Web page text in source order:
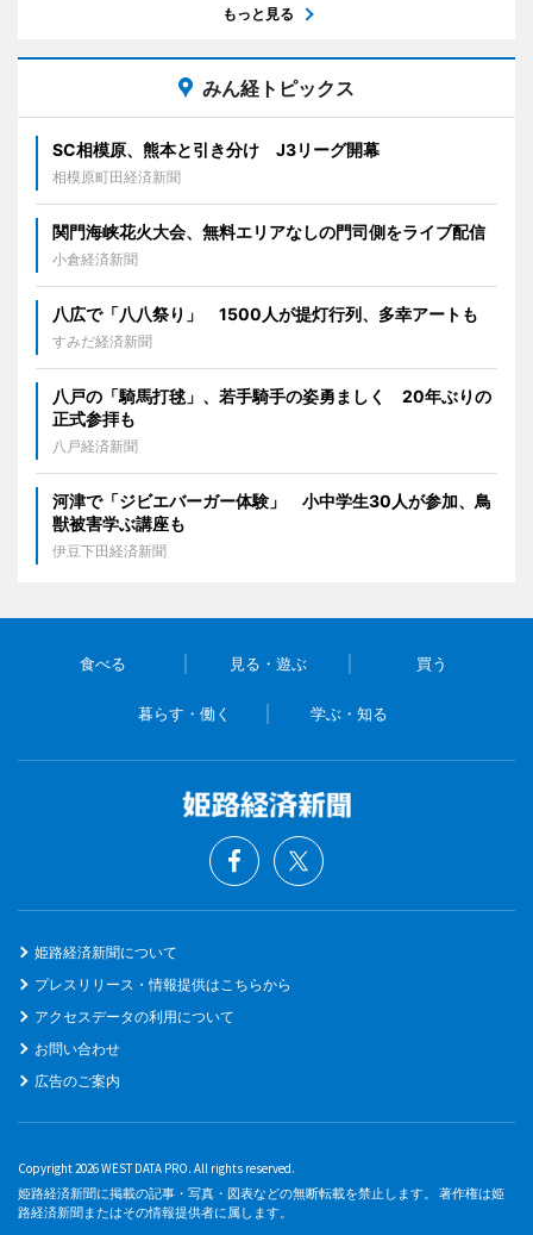
もっと見る
みん経トピックス
SC相模原、熊本と引き分け J3リーグ開幕
相模原町田経済新聞
関門海峡花火大会、無料エリアなしの門司側をライブ配信
小倉経済新聞
八広で「八八祭り」 1500人が提灯行列、多幸アートも
すみだ経済新聞
八戸の「騎馬打毬」、若手騎手の姿勇ましく 20年ぶりの
正式参拝も
八戸経済新聞
河津で「ジビエバーガー体験」 小中学生30人が参加、鳥
獣被害学ぶ講座も
伊豆下田経済新聞
食べる 見る・遊ぶ 買う
暮らす・働く 学ぶ・知る
姫路経済新聞について
プレスリリース・情報提供はこちらから
アクセスデータの利用について
お問い合わせ
広告のご案内
Copyright 2026 WEST DATA PRO. All rights reserved.
姫路経済新聞に掲載の記事・写真・図表などの無断転載を禁止します。 著作権は姫
路経済新聞またはその情報提供者に属します。